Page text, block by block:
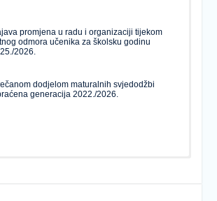
promjena u radu i organizaciji tijekom
odmora učenika za školsku godinu
2026.
dodjelom maturalnih svjedodžbi
generacija 2022./2026.